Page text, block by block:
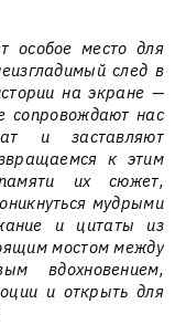
особое место для
след в
на экране —
сопровождают нас
и заставляют
к этим
их сюжет,
мудрыми
и цитаты из
мостом между
вдохновением,
и открыть для